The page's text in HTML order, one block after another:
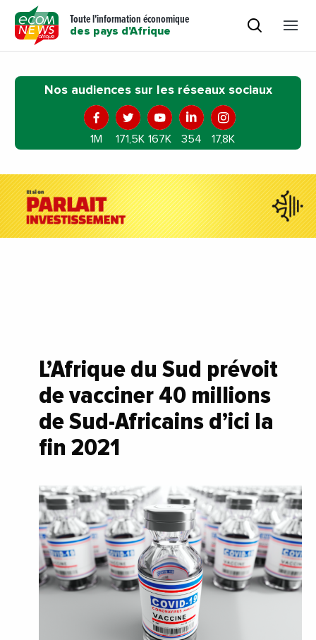
Toute l'information économique
des pays d'Afrique
Nos audiences sur les réseaux sociaux
1M 171,5K 167K 354 17,8K
L’Afrique du Sud prévoit
de vacciner 40 millions
de Sud-Africains d’ici la
fin 2021